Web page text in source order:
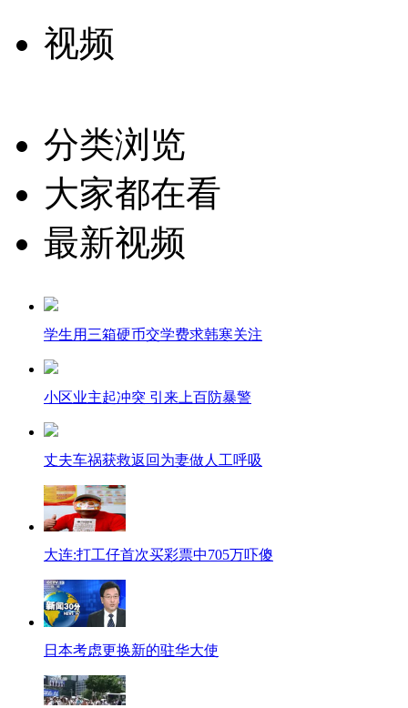
视频
分类浏览
大家都在看
最新视频
学生用三箱硬币交学费求韩寒关注
小区业主起冲突 引来上百防暴警
丈夫车祸获救返回为妻做人工呼吸
大连:打工仔首次买彩票中705万吓傻
日本考虑更换新的驻华大使